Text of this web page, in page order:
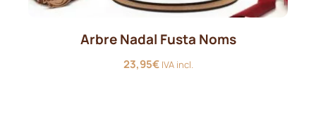
Arbre Nadal Fusta Noms
23,95€ IVA incl.